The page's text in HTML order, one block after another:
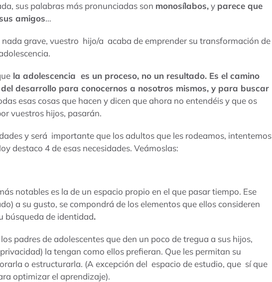
sus palabras más pronunciadas son monosílabos,y parece que
amigos…
nada grave, vuestro hijo/a acaba de emprender su transformación de
la adolescencia es un proceso, no un resultado. Es el camino
desarrollo para conocernos a nosotros mismos, y para buscar
esas cosas que hacen y dicen que ahora no entendéis y que os
vuestros hijos, pasarán.
y será importante que los adultos que les rodeamos, intentemos
destaco 4 de esas necesidades. Veámoslas:
notables es la de un espacio propio en el que pasar tiempo. Ese
a su gusto, se compondrá de los elementos que ellos consideren
búsqueda de identidad.
padres de adolescentes que den un poco de tregua a sus hijos,
la tengan como ellos prefieran. Que les permitan su
o estructurarla. (A excepción del espacio de estudio, que sí que
optimizar el aprendizaje).